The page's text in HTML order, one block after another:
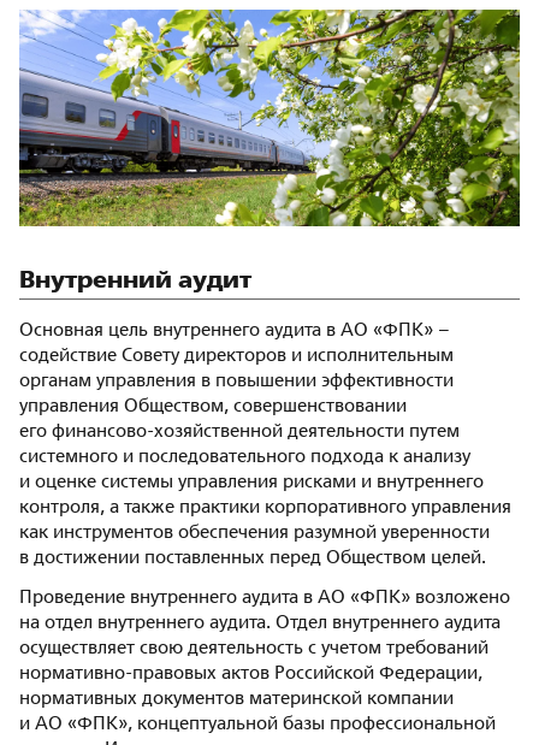
Внутренний аудит
Основная цель внутреннего аудита в АО «ФПК» –
содействие Совету директоров и исполнительным
органам управления в повышении эффективности
управления Обществом, совершенствовании
его финансово-хозяйственной деятельности путем
системного и последовательного подхода к анализу
и оценке системы управления рисками и внутреннего
контроля, а также практики корпоративного управления
как инструментов обеспечения разумной уверенности
в достижении поставленных перед Обществом целей.
Проведение внутреннего аудита в АО «ФПК» возложено
на отдел внутреннего аудита. Отдел внутреннего аудита
осуществляет свою деятельность с учетом требований
нормативно-правовых актов Российской Федерации,
нормативных документов материнской компании
и АО «ФПК», концептуальной базы профессиональной